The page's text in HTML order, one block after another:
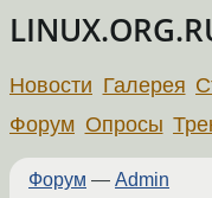
Новости Галерея
Форум Опросы
Форум — Admin